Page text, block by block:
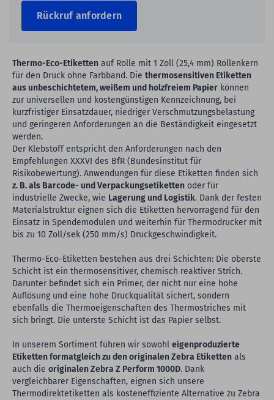
Rückruf anfordern
Thermo-Eco-Etiketten auf Rolle mit 1 Zoll (25,4 mm) Rollenkern
für den Druck ohne Farbband. Die thermosensitiven Etiketten
aus unbeschichtetem, weißem und holzfreiem Papier können
zur universellen und kostengünstigen Kennzeichnung, bei
kurzfristiger Einsatzdauer, niedriger Verschmutzungsbelastung
und geringeren Anforderungen an die Beständigkeit eingesetzt
werden.
Der Klebstoff entspricht den Anforderungen nach den
Empfehlungen XXXVI des BfR (Bundesinstitut für
Risikobewertung). Anwendungen für diese Etiketten finden sich
z. B. als Barcode- und Verpackungsetiketten oder für
industrielle Zwecke, wie Lagerung und Logistik. Dank der festen
Materialstruktur eignen sich die Etiketten hervorragend für den
Einsatz in Spendemodulen und weiterhin für Thermodrucker mit
bis zu 10 Zoll/sek (250 mm/s) Druckgeschwindigkeit.
Thermo-Eco-Etiketten bestehen aus drei Schichten: Die oberste
Schicht ist ein thermosensitiver, chemisch reaktiver Strich.
Darunter befindet sich ein Primer, der nicht nur eine hohe
Auflösung und eine hohe Druckqualität sichert, sondern
ebenfalls die Thermoeigenschaften des Thermostriches mit
sich bringt. Die unterste Schicht ist das Papier selbst.
In unserem Sortiment führen wir sowohl eigenproduzierte
Etiketten formatgleich zu den originalen Zebra Etiketten als
auch die originalen Zebra Z Perform 1000D. Dank
vergleichbarer Eigenschaften, eignen sich unsere
Thermodirektetiketten als kosteneffiziente Alternative zu Zebra